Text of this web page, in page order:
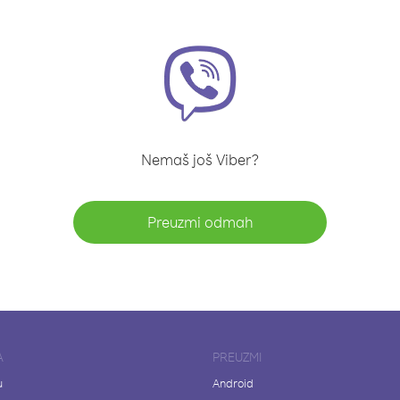
Nemaš još Viber?
Preuzmi odmah
PREUZMI
Android